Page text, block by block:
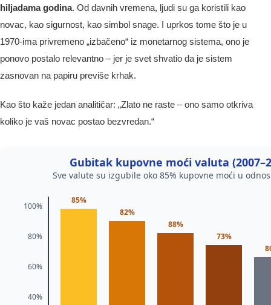
hiljadama godina. Od davnih vremena, ljudi su ga koristili kao
novac, kao sigurnost, kao simbol snage. I uprkos tome što je u
1970-ima privremeno „izbačeno“ iz monetarnog sistema, ono je
ponovo postalo relevantno – jer je svet shvatio da je sistem
zasnovan na papiru previše krhak.
Kao što kaže jedan analitičar: „Zlato ne raste – ono samo otkriva
koliko je vaš novac postao bezvredan.“
Gubitak kupovne moći valuta
Sve valute su izgubile oko 85% kupovne moći u
40%
60%
80%
100%
85%
82%
88%
73%